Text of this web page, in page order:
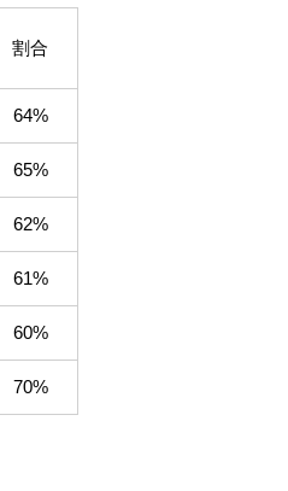
割合
64%
65%
62%
61%
60%
70%